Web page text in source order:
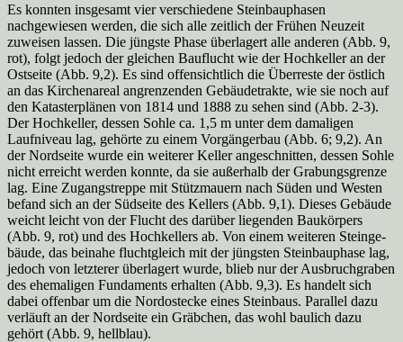
Es konnten insgesamt vier verschiedene Steinbauphasen
nachgewiesen werden, die sich alle zeitlich der Frühen Neuzeit
zuweisen lassen. Die jüngste Phase überlagert alle anderen (Abb. 9,
rot), folgt jedoch der gleichen Bauflucht wie der Hochkeller an der
Ostseite (Abb. 9,2). Es sind offensichtlich die Überreste der östlich
an das Kirchenareal angrenzenden Gebäudetrakte, wie sie noch auf
den Katasterplänen von 1814 und 1888 zu sehen sind (Abb. 2-3).
Der Hochkeller, dessen Sohle ca. 1,5 m unter dem damaligen
Laufniveau lag, gehörte zu einem Vorgängerbau (Abb. 6; 9,2). An
der Nordseite wurde ein weiterer Keller angeschnitten, dessen Sohle
nicht erreicht werden konnte, da sie außerhalb der Grabungsgrenze
lag. Eine Zugangstreppe mit Stützmauern nach Süden und Westen
befand sich an der Südseite des Kellers (Abb. 9,1). Dieses Gebäude
weicht leicht von der Flucht des darüber liegenden Baukörpers
(Abb. 9, rot) und des Hochkellers ab. Von einem weiteren Steinge-
bäude, das beinahe fluchtgleich mit der jüngsten Steinbauphase lag,
jedoch von letzterer überlagert wurde, blieb nur der Ausbruchgraben
des ehemaligen Fundaments erhalten (Abb. 9,3). Es handelt sich
dabei offenbar um die Nordostecke eines Steinbaus. Parallel dazu
verläuft an der Nordseite ein Gräbchen, das wohl baulich dazu
gehört (Abb. 9, hellblau).